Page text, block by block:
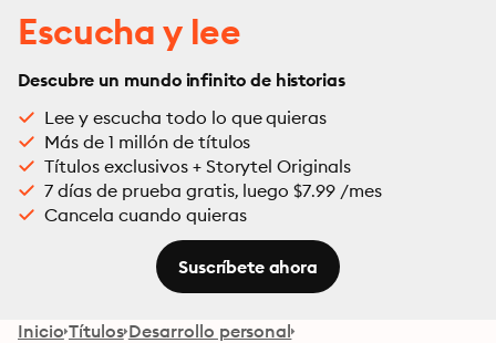
Escucha y lee
Descubre un mundo infinito de historias
Lee y escucha todo lo que quieras
Más de 1 millón de títulos
Títulos exclusivos + Storytel Originals
7 días de prueba gratis, luego $7.99 /mes
Cancela cuando quieras
Suscríbete ahora
Inicio Títulos Desarrollo personal